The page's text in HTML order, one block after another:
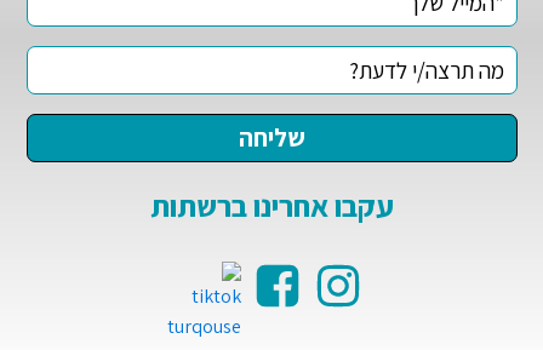
עקבו אחרינו ברשתות